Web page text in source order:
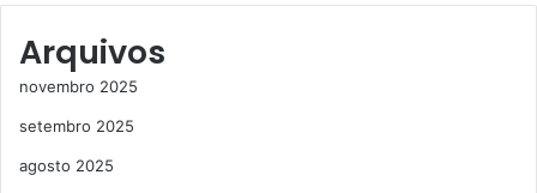
Arquivos
novembro 2025
setembro 2025
agosto 2025